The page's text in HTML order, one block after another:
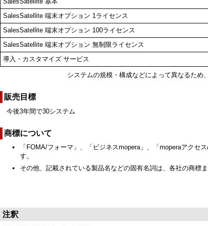
SalesSatellite 端末オプション 1ライセンス
SalesSatellite 端末オプション 100ライセンス
SalesSatellite 端末オプション 無制限ライセンス
導入・カスタマイズ サービス
システムの規模・構成などによって異なるため
販売目標
今後3年間で30システム
商標について
「FOMA/フォーマ」、「ビジネスmopera」、「moperaアクセ
す。
その他、記載されている製品名などの固有名詞は、各社の商標ま
注釈